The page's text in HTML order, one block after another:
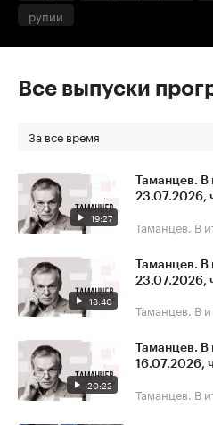
рупии
Все выпуски
За все время
19:27
Таманцев.
23.07.2026,
Таманцев. В
18:40
Таманцев. В
23.07.2026,
Таманцев. В
20:22
Таманцев.
16.07.2026,
Таманцев. В